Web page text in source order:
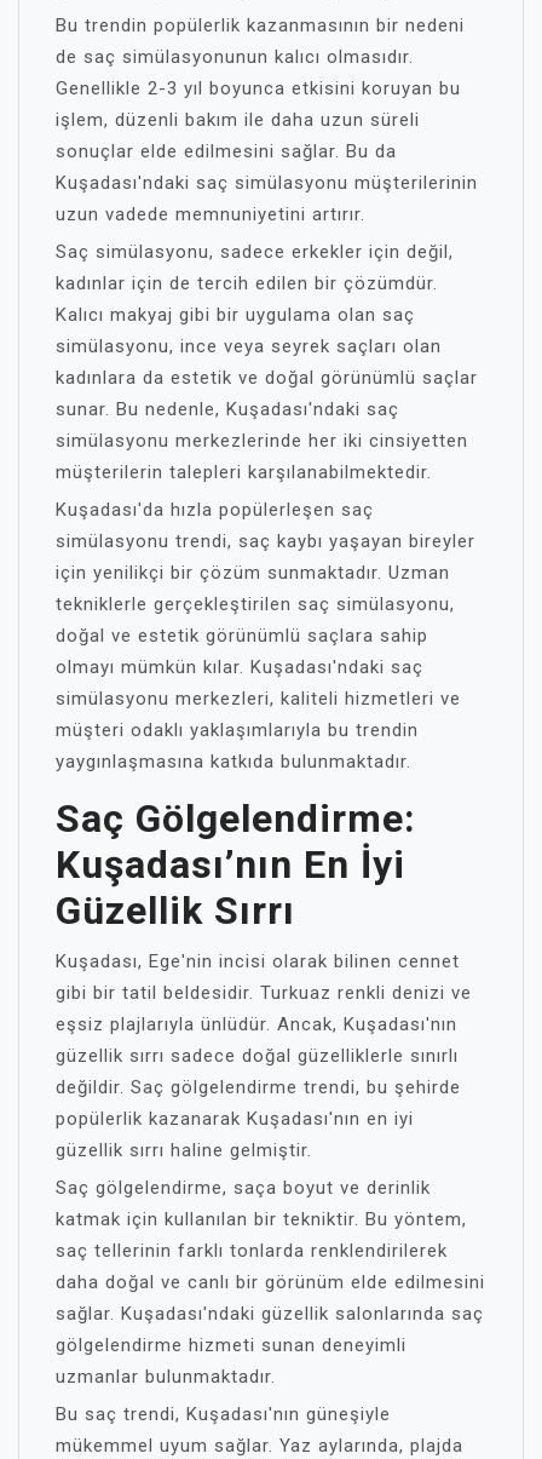
Bu trendin popülerlik kazanmasının bir nedeni
de saç simülasyonunun kalıcı olmasıdır.
Genellikle 2-3 yıl boyunca etkisini koruyan bu
işlem, düzenli bakım ile daha uzun süreli
sonuçlar elde edilmesini sağlar. Bu da
Kuşadası'ndaki saç simülasyonu müşterilerinin
uzun vadede memnuniyetini artırır.
Saç simülasyonu, sadece erkekler için değil,
kadınlar için de tercih edilen bir çözümdür.
Kalıcı makyaj gibi bir uygulama olan saç
simülasyonu, ince veya seyrek saçları olan
kadınlara da estetik ve doğal görünümlü saçlar
sunar. Bu nedenle, Kuşadası'ndaki saç
simülasyonu merkezlerinde her iki cinsiyetten
müşterilerin talepleri karşılanabilmektedir.
Kuşadası'da hızla popülerleşen saç
simülasyonu trendi, saç kaybı yaşayan bireyler
için yenilikçi bir çözüm sunmaktadır. Uzman
tekniklerle gerçekleştirilen saç simülasyonu,
doğal ve estetik görünümlü saçlara sahip
olmayı mümkün kılar. Kuşadası'ndaki saç
simülasyonu merkezleri, kaliteli hizmetleri ve
müşteri odaklı yaklaşımlarıyla bu trendin
yaygınlaşmasına katkıda bulunmaktadır.
Saç Gölgelendirme:
Kuşadası’nın En İyi
Güzellik Sırrı
Kuşadası, Ege'nin incisi olarak bilinen cennet
gibi bir tatil beldesidir. Turkuaz renkli denizi ve
eşsiz plajlarıyla ünlüdür. Ancak, Kuşadası'nın
güzellik sırrı sadece doğal güzelliklerle sınırlı
değildir. Saç gölgelendirme trendi, bu şehirde
popülerlik kazanarak Kuşadası'nın en iyi
güzellik sırrı haline gelmiştir.
Saç gölgelendirme, saça boyut ve derinlik
katmak için kullanılan bir tekniktir. Bu yöntem,
saç tellerinin farklı tonlarda renklendirilerek
daha doğal ve canlı bir görünüm elde edilmesini
sağlar. Kuşadası'ndaki güzellik salonlarında saç
gölgelendirme hizmeti sunan deneyimli
uzmanlar bulunmaktadır.
Bu saç trendi, Kuşadası'nın güneşiyle
mükemmel uyum sağlar. Yaz aylarında, plajda